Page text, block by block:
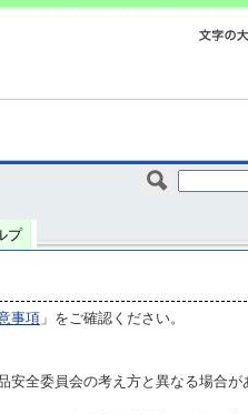
プ
事項 」をご確認ください。
全委員会の考え方と異なる場合が